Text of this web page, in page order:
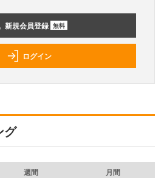
新規会員登録 無料
ログイン
グ
週間 月間